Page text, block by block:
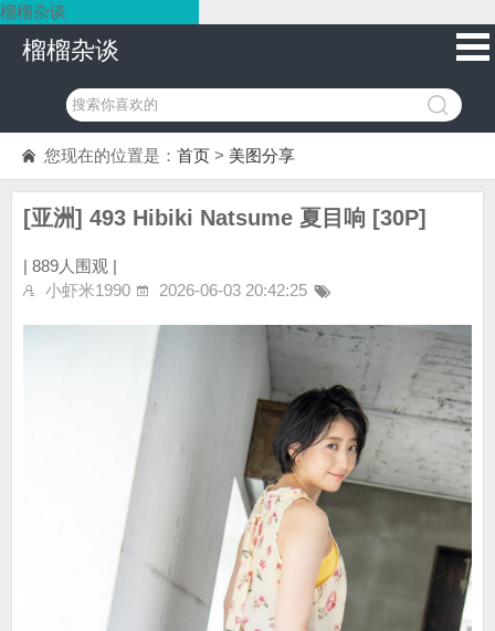
榴榴杂谈
榴榴杂谈
您现在的位置是： 首页 > 美图分享
[亚洲] 493 Hibiki Natsume 夏目响 [30P]
| 889人围观 |
小虾米1990
2026-06-03 20:42:25